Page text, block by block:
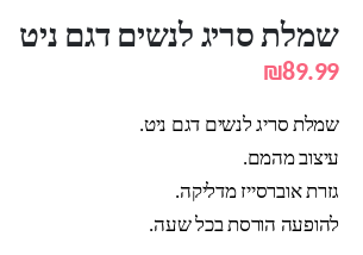
שמלת סריג לנשים דגם ניט
₪89.99
שמלת סריג לנשים דגם ניט.
עיצוב מהמם.
גזרת אוברסייז מדליקה.
להופעה הורסת בכל שעה.